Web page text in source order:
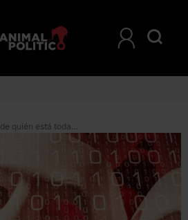
¿Dónde y al alcance de quién está toda la información sobre ti? (y por qué debe importarte)